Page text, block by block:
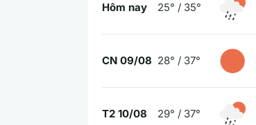
Hôm nay 25° / 35°
CN 09/08 28° / 37°
T2 10/08 29° / 37°